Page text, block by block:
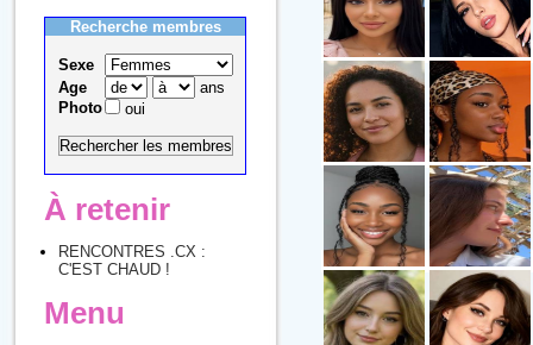
Recherche membres
Sexe
Age
ans
Photo
oui
À retenir
RENCONTRES .CX :
C'EST CHAUD !
Menu